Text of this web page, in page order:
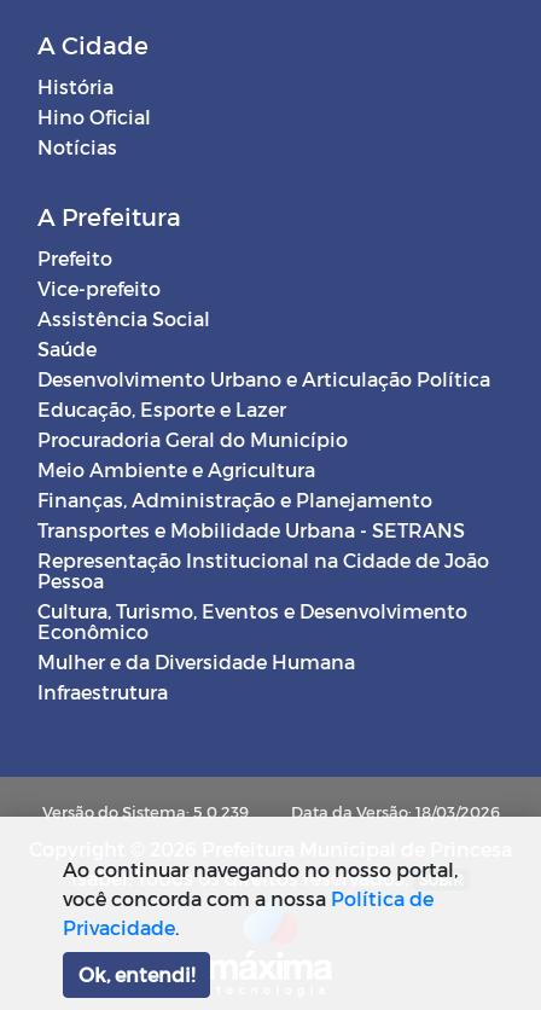
A Cidade
História
Hino Oficial
Notícias
A Prefeitura
Prefeito
Vice-prefeito
Assistência Social
Saúde
Desenvolvimento Urbano e Articulação Política
Educação, Esporte e Lazer
Procuradoria Geral do Município
Meio Ambiente e Agricultura
Finanças, Administração e Planejamento
Transportes e Mobilidade Urbana - SETRANS
Representação Institucional na Cidade de João
Pessoa
Cultura, Turismo, Eventos e Desenvolvimento
Econômico
Mulher e da Diversidade Humana
Infraestrutura
Versão do Sistema: 5.0.239 Data da Versão: 18/03/2026
Isabel. Todos os direitos reservados. SUBIR
Ao continuar navegando no nosso portal,
você concorda com a nossa Política de
Privacidade.
Ok, entendi!